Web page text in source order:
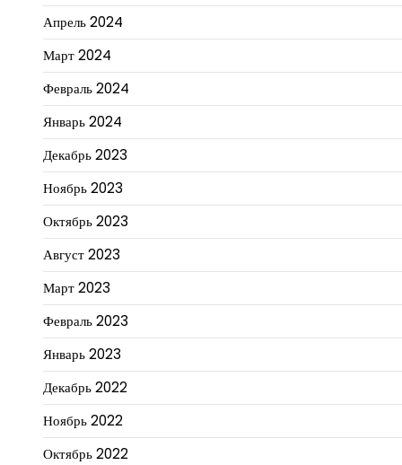
Апрель 2024
Март 2024
Февраль 2024
Январь 2024
Декабрь 2023
Ноябрь 2023
Октябрь 2023
Август 2023
Март 2023
Февраль 2023
Январь 2023
Декабрь 2022
Ноябрь 2022
Октябрь 2022